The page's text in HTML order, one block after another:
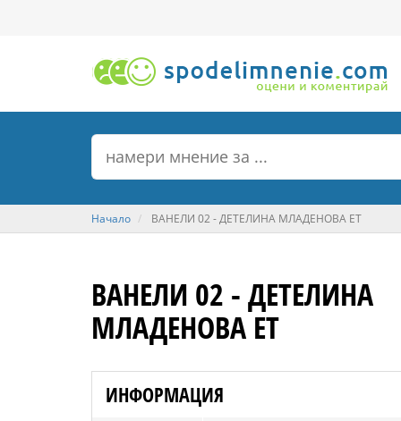
Начало ВАНЕЛИ 02 - ДЕТЕЛИНА МЛАДЕНОВА ЕТ
ВАНЕЛИ 02 - ДЕТЕЛИНА
МЛАДЕНОВА ЕТ
ИНФОРМАЦИЯ